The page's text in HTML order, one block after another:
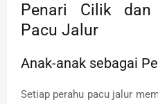
Penari Cilik dan
Pacu Jalur
Anak-anak sebagai
Setiap perahu pacu jalur